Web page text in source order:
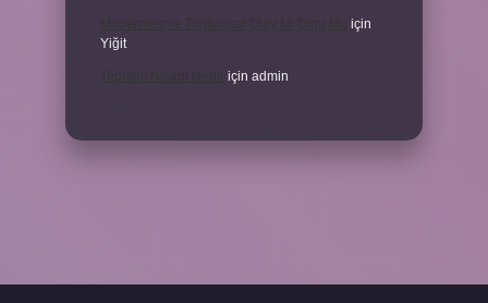
için
Yiğit
Toplantı Nisabı Nedir için admin